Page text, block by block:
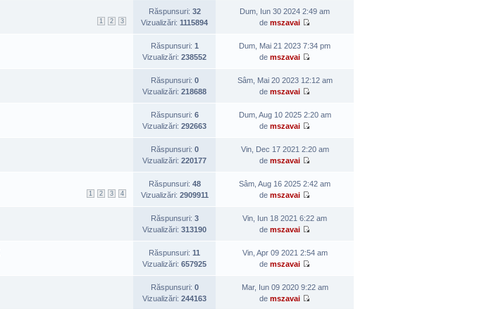
1 2 3
Răspunsuri: 32
Vizualizări: 1115894
Dum, Iun 30 2024 2:49 am
de mszavai
Răspunsuri: 1
Vizualizări: 238552
Dum, Mai 21 2023 7:34 pm
de mszavai
Răspunsuri: 0
Vizualizări: 218688
Sâm, Mai 20 2023 12:12 am
de mszavai
Răspunsuri: 6
Vizualizări: 292663
Dum, Aug 10 2025 2:20 am
de mszavai
Răspunsuri: 0
Vizualizări: 220177
Vin, Dec 17 2021 2:20 am
de mszavai
1 2 3 4
Răspunsuri: 48
Vizualizări: 2909911
Sâm, Aug 16 2025 2:42 am
de mszavai
Răspunsuri: 3
Vizualizări: 313190
Vin, Iun 18 2021 6:22 am
de mszavai
Răspunsuri: 11
Vizualizări: 657925
Vin, Apr 09 2021 2:54 am
de mszavai
Răspunsuri: 0
Vizualizări: 244163
Mar, Iun 09 2020 9:22 am
de mszavai